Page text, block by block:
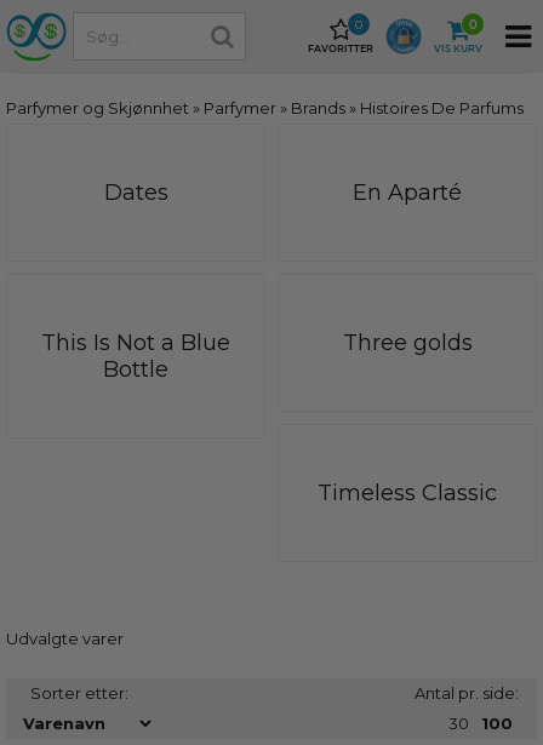
FAVORITTER
0
VIS KURV
0
Parfymer og Skjønnhet » Parfymer » Brands » Histoires De Parfums
Dates En Aparté
This Is Not a Blue
Bottle
Three golds
Timeless Classic
Udvalgte varer
Sorter etter:
Antal pr. side:
30
100